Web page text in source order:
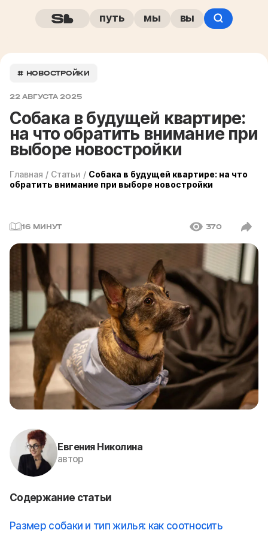
путь мы вы
# НОВОСТРОЙКИ
22 АВГУСТА 2025
Собака в будущей квартире:
на что обратить внимание при
выборе новостройки
Главная / Статьи / Собака в будущей квартире: на что
обратить внимание при выборе новостройки
16 МИНУТ 370
Евгения Николина
автор
Содержание статьи
Размер собаки и тип жилья: как соотносить